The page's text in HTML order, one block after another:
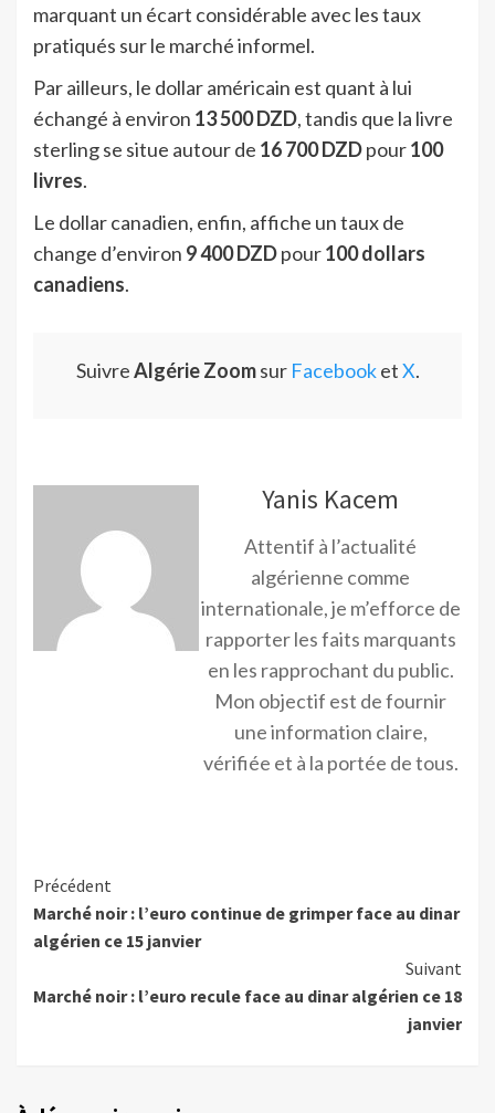
marquant un écart considérable avec les taux
pratiqués sur le marché informel.
Par ailleurs, le dollar américain est quant à lui
échangé à environ 13 500 DZD, tandis que la livre
sterling se situe autour de 16 700 DZDpour100
livres.
Le dollar canadien, enfin, affiche un taux de
change d’environ 9 400 DZDpour100 dollars
canadiens.
SuivreAlgérie Zoomsur FacebooketX.
Yanis Kacem
Attentif à l’actualité
algérienne comme
internationale, je m’efforce de
rapporter les faits marquants
en les rapprochant du public.
Mon objectif est de fournir
une information claire,
vérifiée et à la portée de tous.
Précédent
Marché noir : l’euro continue de grimper face au dinar
algérien ce 15 janvier
Suivant
Marché noir : l’euro recule face au dinar algérien ce 18
janvier